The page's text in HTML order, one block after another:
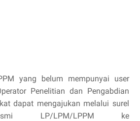
yang belum mempunyai user
Penelitian dan Pengabdian
dapat mengajukan melalui surel
LP/LPM/LPPM ke